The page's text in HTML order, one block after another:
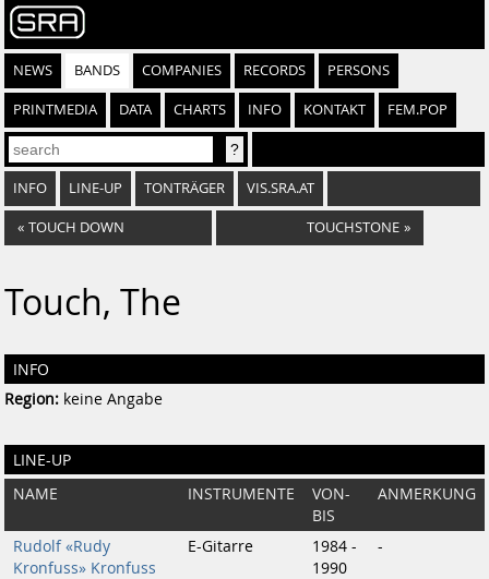
NEWS BANDS COMPANIES RECORDS PERSONS
PRINTMEDIA DATA CHARTS INFO KONTAKT FEM.POP
INFO LINE-UP TONTRÄGER VIS.SRA.AT
« TOUCH DOWN TOUCHSTONE »
Touch, The
INFO
Region: keine Angabe
LINE-UP
NAME INSTRUMENTE
VON-
BIS
ANMERKUNG
Rudolf «Rudy
Kronfuss» Kronfuss
E-Gitarre
1984 -
1990
-